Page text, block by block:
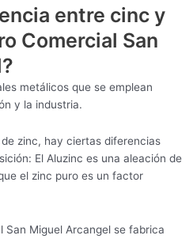
entre cinc y
Comercial San
metálicos que se emplean
y la industria.
zinc, hay ciertas diferencias
El Aluzinc es una aleación de
el zinc puro es un factor
San Miguel Arcangel se fabrica